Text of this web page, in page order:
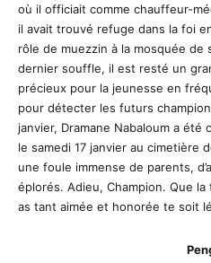
où il officiait comme chauffeur-
il avait trouvé refuge dans la foi
rôle de muezzin à la mosquée de
dernier souffle, il est resté un
précieux pour la jeunesse en
pour détecter les futurs
janvier, Dramane Nabaloum a
le samedi 17 janvier au cimetière
une foule immense de parents,
éplorés. Adieu, Champion. Que
as tant aimée et honorée te soit